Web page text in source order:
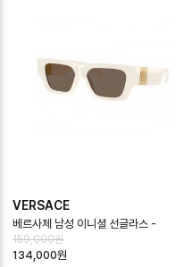
VERSACE
베르사체 남성 이니셜 선글라스 -
Versace Mens Premium
Sunglasses…
159,000원
134,000원